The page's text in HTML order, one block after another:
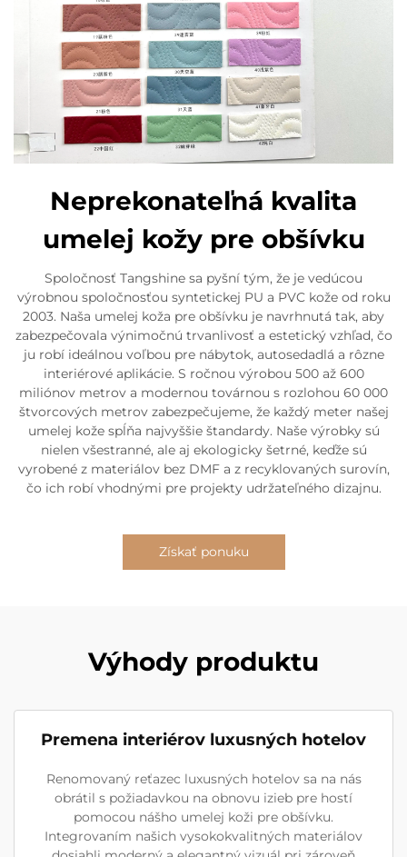
Neprekonateľná kvalita
umelej kožy pre obšívku
Spoločnosť Tangshine sa pyšní tým, že je vedúcou
výrobnou spoločnosťou syntetickej PU a PVC kože od roku
2003. Naša umelej koža pre obšívku je navrhnutá tak, aby
zabezpečovala výnimočnú trvanlivosť a estetický vzhľad, čo
ju robí ideálnou voľbou pre nábytok, autosedadlá a rôzne
interiérové aplikácie. S ročnou výrobou 500 až 600
miliónov metrov a modernou továrnou s rozlohou 60 000
štvorcových metrov zabezpečujeme, že každý meter našej
umelej kože spĺňa najvyššie štandardy. Naše výrobky sú
nielen všestranné, ale aj ekologicky šetrné, keďže sú
vyrobené z materiálov bez DMF a z recyklovaných surovín,
čo ich robí vhodnými pre projekty udržateľného dizajnu.
Získať ponuku
Výhody produktu
Premena interiérov luxusných hotelov
Renomovaný reťazec luxusných hotelov sa na nás
obrátil s požiadavkou na obnovu izieb pre hostí
pomocou nášho umelej koži pre obšívku.
Integrovaním našich vysokokvalitných materiálov